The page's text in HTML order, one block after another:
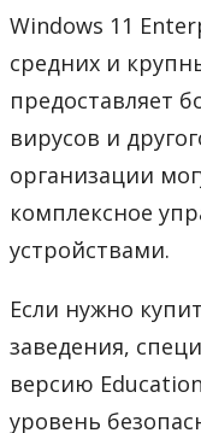
Windows 11
средних и
предоставляет
вирусов и
организации
комплексное
устройствами.
Если нужно
заведения,
версию
уровень